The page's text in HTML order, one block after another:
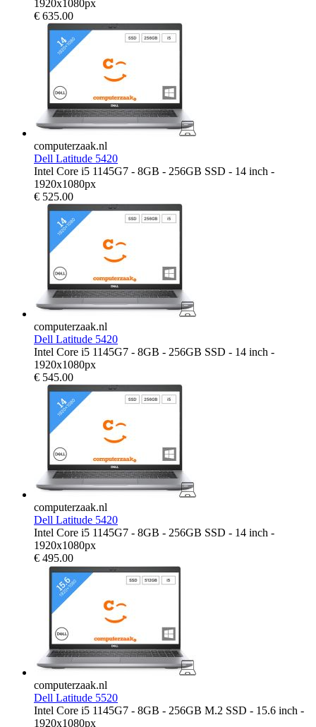
1920x1080px
€ 635.00
computerzaak.nl
Dell Latitude 5420
Intel Core i5 1145G7 - 8GB - 256GB SSD - 14 inch -
1920x1080px
€ 525.00
computerzaak.nl
Dell Latitude 5420
Intel Core i5 1145G7 - 8GB - 256GB SSD - 14 inch -
1920x1080px
€ 545.00
computerzaak.nl
Dell Latitude 5420
Intel Core i5 1145G7 - 8GB - 256GB SSD - 14 inch -
1920x1080px
€ 495.00
computerzaak.nl
Dell Latitude 5520
Intel Core i5 1145G7 - 8GB - 256GB M.2 SSD - 15.6 inch -
1920x1080px